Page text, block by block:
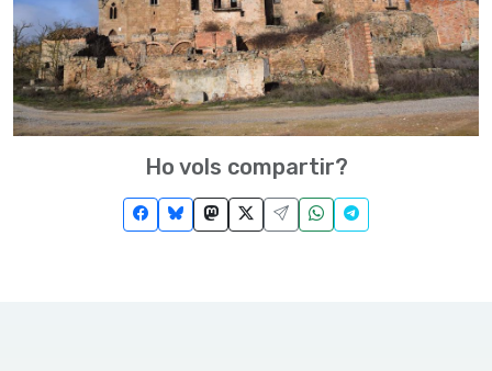
Ho vols compartir?